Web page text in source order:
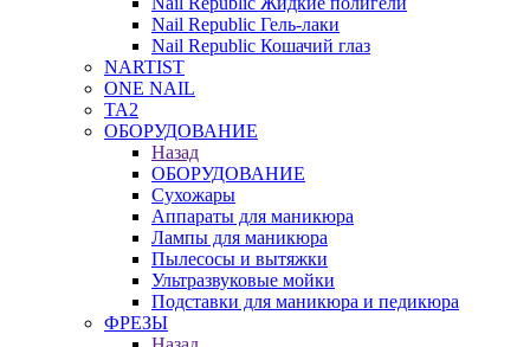
Nail Republic Гель-лаки
Nail Republic Кошачий глаз
NARTIST
ONE NAIL
TA2
ОБОРУДОВАНИЕ
Назад
ОБОРУДОВАНИЕ
Сухожары
Аппараты для маникюра
Лампы для маникюра
Пылесосы и вытяжки
Ультразвуковые мойки
Подставки для маникюра и педикюра
ФРЕЗЫ